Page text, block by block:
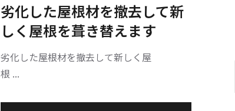
劣化した屋根材を撤去して新
しく屋根を葺き替えます
劣化した屋根材を撤去して新しく屋
根 ...